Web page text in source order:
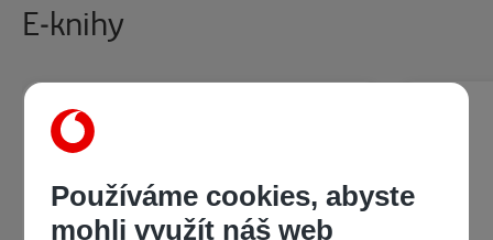
E-knihy
Používáme cookies, abyste
mohli využít náš web